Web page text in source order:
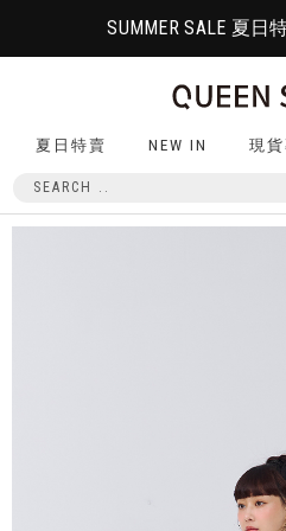
SUMMER SALE 夏日
夏日特賣 NEW IN 現